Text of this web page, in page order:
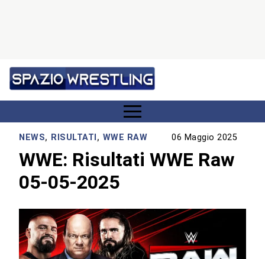
NEWS, RISULTATI, WWE RAW 06 Maggio 2025
WWE: Risultati WWE Raw
05-05-2025